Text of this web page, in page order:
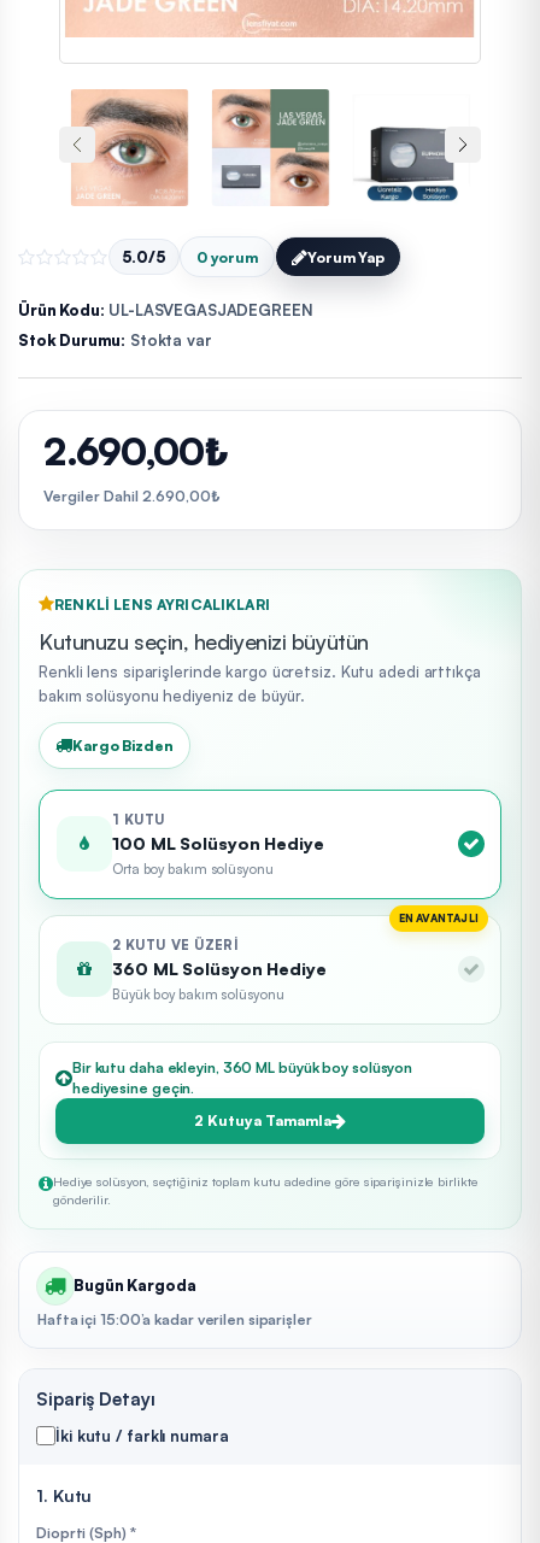
5.0/5 0 yorum Yorum Yap
Ürün Kodu: UL-LASVEGASJADEGREEN
Stok Durumu: Stokta var
2.690,00₺
Vergiler Dahil 2.690,00₺
RENKLI LENS AYRICALIKLARI
Kutunuzu seçin, hediyenizi büyütün
Renkli lens siparişlerinde kargo ücretsiz. Kutu adedi arttıkça
bakım solüsyonu hediyeniz de büyür.
Kargo Bizden
1 KUTU
100 ML Solüsyon Hediye
Orta boy bakım solüsyonu
EN AVANTAJLI
2 KUTU VE ÜZERI
360 ML Solüsyon Hediye
Büyük boy bakım solüsyonu
Bir kutu daha ekleyin, 360 ML büyük boy solüsyon
hediyesine geçin.
2 Kutuya Tamamla
Hediye solüsyon, seçtiğiniz toplam kutu adedine göre siparişinizle birlikte
gönderilir.
Bugün Kargoda
Hafta içi 15:00’a kadar verilen siparişler
Sipariş Detayı
İki kutu / farklı numara
1. Kutu
Dioprti (Sph) *